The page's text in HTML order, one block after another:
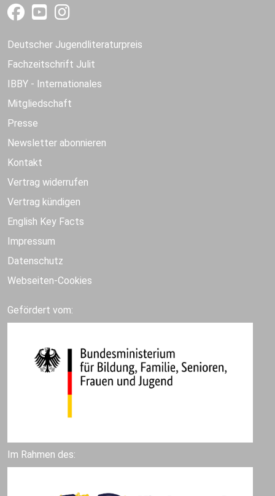
Deutscher Jugendliteraturpreis
Fachzeitschrift Julit
IBBY - Internationales
Mitgliedschaft
Presse
Newsletter abonnieren
Kontakt
Vertrag widerrufen
Vertrag kündigen
English Key Facts
Impressum
Datenschutz
Webseiten-Cookies
Gefördert vom:
Im Rahmen des: